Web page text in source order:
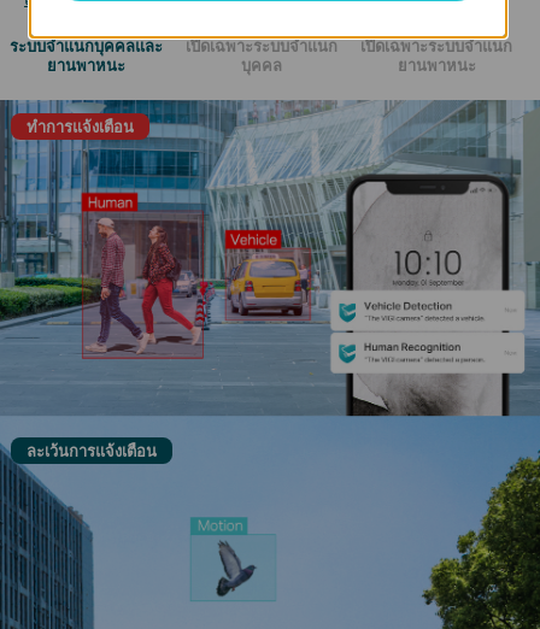
ระบบจำแนกบุคคลและ
ยานพาหนะ
เปิดเฉพาะระบบจำแนก
บุคคล
เปิดเฉพาะระบบจำแนก
ยานพาหนะ
ทำการแจ้งเตือน
ละเว้นการแจ้งเตือน